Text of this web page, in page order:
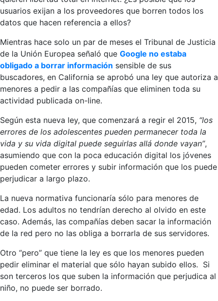
usuarios exijan a los proveedores que borren todos los
datos que hacen referencia a ellos?
Mientras hace solo un par de meses el Tribunal de Justicia
de la Unión Europea señaló que Google no estaba
obligado a borrar información sensible de sus
buscadores, en California se aprobó una ley que autoriza a
menores a pedir a las compañías que eliminen toda su
actividad publicada on-line.
Según esta nueva ley, que comenzará a regir el 2015, “los
errores de los adolescentes pueden permanecer toda la
vida y su vida digital puede seguirlas allá donde vayan”,
asumiendo que con la poca educación digital los jóvenes
pueden cometer errores y subir información que los puede
perjudicar a largo plazo.
La nueva normativa funcionaría sólo para menores de
edad. Los adultos no tendrían derecho al olvido en este
caso. Además, las compañías deben sacar la información
de la red pero no las obliga a borrarla de sus servidores.
Otro “pero” que tiene la ley es que los menores pueden
pedir eliminar el material que sólo hayan subido ellos. Si
son terceros los que suben la información que perjudica al
niño, no puede ser borrado.